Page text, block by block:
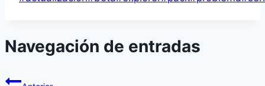
Navegación de entradas